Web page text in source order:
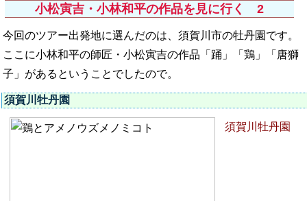
小松寅吉・小林和平の作品を見に行く 2
今回のツアー出発地に選んだのは、須賀川市の牡丹園です。
ここに小林和平の師匠・小松寅吉の作品「踊」「鶏」「唐獅
子」があるということでしたので。
須賀川牡丹園
須賀川牡丹園